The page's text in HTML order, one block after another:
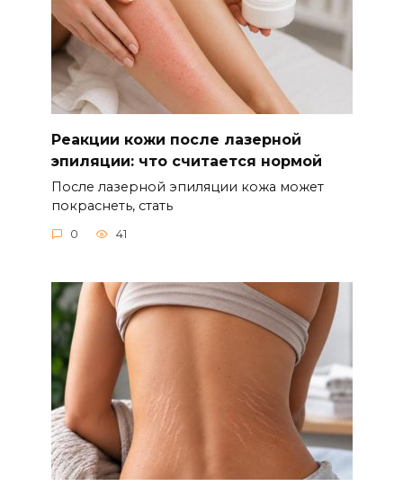
Реакции кожи после лазерной
эпиляции: что считается нормой
После лазерной эпиляции кожа может
покраснеть, стать
0 41